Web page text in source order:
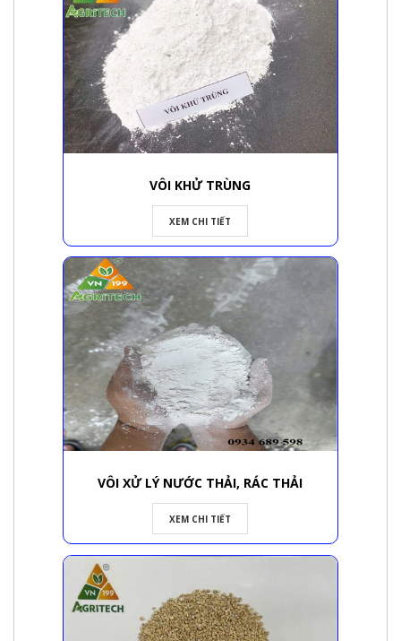
VÔI KHỬ TRÙNG
XEM CHI TIẾT
VÔI XỬ LÝ NƯỚC THẢI, RÁC THẢI
XEM CHI TIẾT